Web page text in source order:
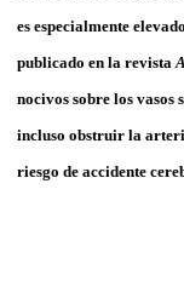
es especialmente
publicado en la revista
nocivos sobre los
incluso obstruir la
riesgo de accidente